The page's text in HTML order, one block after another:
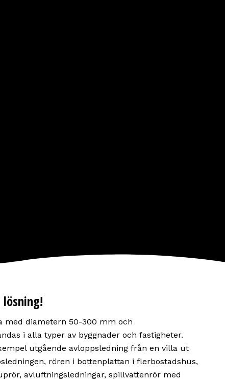
lösning!
med diametern 50-300 mm och
i alla typer av byggnader och fastigheter.
utgående avloppsledning från en villa ut
rören i bottenplattan i flerbostadshus,
avluftningsledningar, spillvattenrör med